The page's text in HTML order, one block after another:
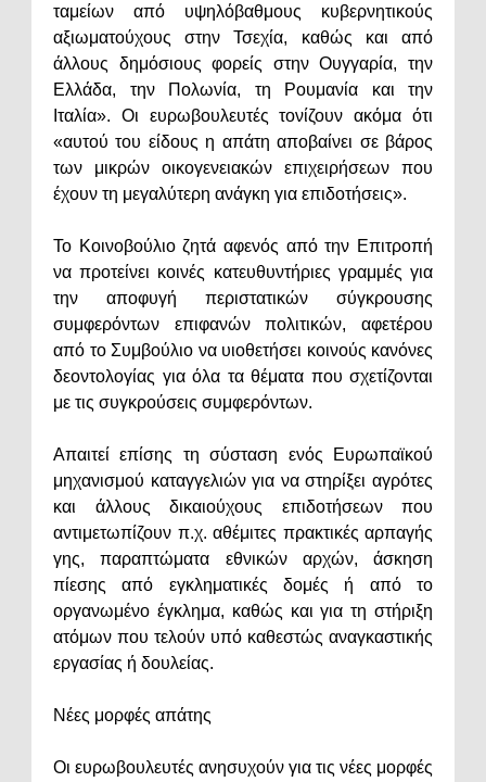
ταμείων από υψηλόβαθμους κυβερνητικούς
αξιωματούχους στην Τσεχία, καθώς και από
άλλους δημόσιους φορείς στην Ουγγαρία, την
Ελλάδα, την Πολωνία, τη Ρουμανία και την
Ιταλία». Οι ευρωβουλευτές τονίζουν ακόμα ότι
«αυτού του είδους η απάτη αποβαίνει σε βάρος
των μικρών οικογενειακών επιχειρήσεων που
έχουν τη μεγαλύτερη ανάγκη για επιδοτήσεις».
Το Κοινοβούλιο ζητά αφενός από την Επιτροπή
να προτείνει κοινές κατευθυντήριες γραμμές για
την αποφυγή περιστατικών σύγκρουσης
συμφερόντων επιφανών πολιτικών, αφετέρου
από το Συμβούλιο να υιοθετήσει κοινούς κανόνες
δεοντολογίας για όλα τα θέματα που σχετίζονται
με τις συγκρούσεις συμφερόντων.
Απαιτεί επίσης τη σύσταση ενός Ευρωπαϊκού
μηχανισμού καταγγελιών για να στηρίξει αγρότες
και άλλους δικαιούχους επιδοτήσεων που
αντιμετωπίζουν π.χ. αθέμιτες πρακτικές αρπαγής
γης, παραπτώματα εθνικών αρχών, άσκηση
πίεσης από εγκληματικές δομές ή από το
οργανωμένο έγκλημα, καθώς και για τη στήριξη
ατόμων που τελούν υπό καθεστώς αναγκαστικής
εργασίας ή δουλείας.
Νέες μορφές απάτης
Οι ευρωβουλευτές ανησυχούν για τις νέες μορφές